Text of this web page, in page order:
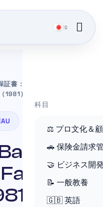
科目
⚖️ プロ文化＆
🚗 保険金請求
🤝 ビジネス開
📝 一般教養
🇬🇧 英語
証書：BATEAU JEANNEAU
1981）
）